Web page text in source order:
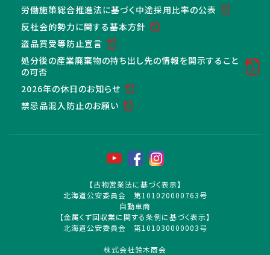
労働施策総合推進法に基づく中途採用比率の公表
反社会的勢力に関する基本方針
盗品買受等防止宣言
処分後の産業廃棄物の持ち出し先の情報を開示すること
の可否
2026年の休日のお知らせ
禁忌品混入防止のお願い
【古物営業法に基づく表示】
北海道公安委員会 第101020000763号
自動車商
【金属くず回収業に関する条例に基づく表示】
北海道公安委員会 第101030000003号
株式会社鈴木商会